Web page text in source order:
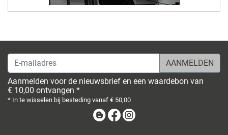
E-mailadres
Aanmelden voor de nieuwsbrief en een waardebon van
€ 10,00 ontvangen *
* In te wisselen bij besteding vanaf € 50,00
BlogFacebook